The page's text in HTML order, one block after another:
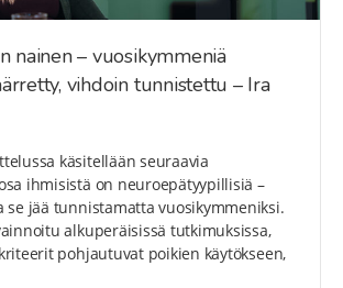
nainen – vuosikymmeniä
vihdoin tunnistettu – Ira
käsitellään seuraavia
ihmisistä on neuroepätyypillisiä –
se jää tunnistamatta vuosikymmeniksi.
alkuperäisissä tutkimuksissa,
pohjautuvat poikien käytökseen,